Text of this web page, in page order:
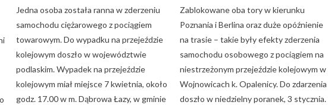
Jedna osoba została ranna w zderzeniu
samochodu ciężarowego z pociągiem
towarowym. Do wypadku na przejeździe
kolejowym doszło w województwie
podlaskim. Wypadek na przejeździe
kolejowym miał miejsce 7 kwietnia, około
godz. 17.00 w m. Dąbrowa Łazy, w gminie
Zablokowane oba tory w kierunku
Poznania i Berlina oraz duże opóźnienie
na trasie – takie były efekty zderzenia
samochodu osobowego z pociągiem na
niestrzeżonym przejeździe kolejowym w
Wojnowicach k. Opalenicy. Do zdarzenia
doszło w niedzielny poranek, 3 stycznia.